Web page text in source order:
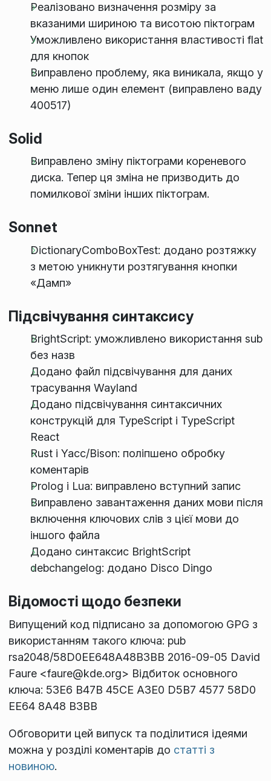
Реалізовано визначення розміру за
вказаними шириною та висотою піктограм
Уможливлено використання властивості flat
для кнопок
Виправлено проблему, яка виникала, якщо у
меню лише один елемент (виправлено ваду
400517)
Solid
Виправлено зміну піктограми кореневого
диска. Тепер ця зміна не призводить до
помилкової зміни інших піктограм.
Sonnet
DictionaryComboBoxTest: додано розтяжку
з метою уникнути розтягування кнопки
«Дамп»
Підсвічування синтаксису
BrightScript: уможливлено використання sub
без назв
Додано файл підсвічування для даних
трасування Wayland
Додано підсвічування синтаксичних
конструкцій для TypeScript і TypeScript
React
Rust і Yacc/Bison: поліпшено обробку
коментарів
Prolog і Lua: виправлено вступний запис
Виправлено завантаження даних мови після
включення ключових слів з цієї мови до
іншого файла
Додано синтаксис BrightScript
debchangelog: додано Disco Dingo
Відомості щодо безпеки
Випущений код підписано за допомогою GPG з
використанням такого ключа: pub
rsa2048/58D0EE648A48B3BB 2016-09-05 David
Faure <faure@kde.org> Відбиток основного
ключа: 53E6 B47B 45CE A3E0 D5B7 4577 58D0
EE64 8A48 B3BB
Обговорити цей випуск та поділитися ідеями
можна у розділі коментарів до статті з
новиною.